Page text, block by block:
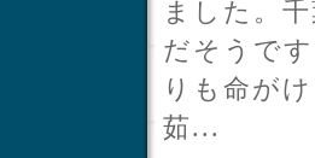
ました。
だそうで
りも命が
茹...